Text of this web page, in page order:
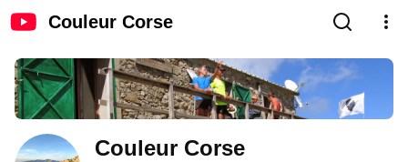
Couleur Corse
Couleur Corse